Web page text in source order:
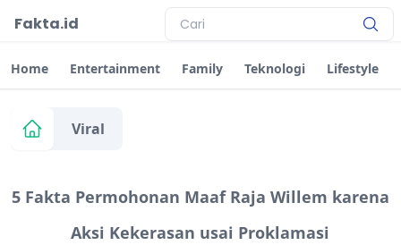
Fakta.id
Home Entertainment Family Teknologi Lifestyle
Viral
5 Fakta Permohonan Maaf Raja Willem karena
Aksi Kekerasan usai Proklamasi